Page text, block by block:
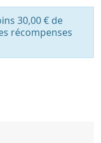
30,00 € de
récompenses